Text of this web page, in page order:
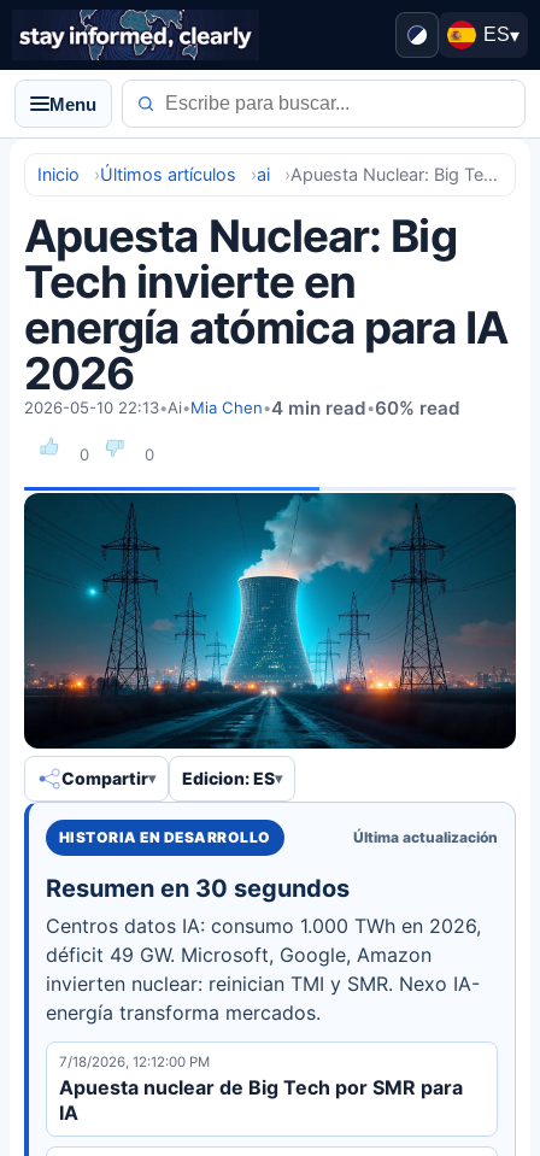
ES▾
Menu
Inicio Últimos artículos ai Apuesta Nuclear: Big Tech invierte en energía atómica para IA 2026
Apuesta Nuclear: Big
Tech invierte en
energía atómica para IA
2026
0 0
2026-05-10 22:13•Ai•Mia Chen•4 min read•60% read
Compartir Edicion: ES
HISTORIA EN DESARROLLO Última actualización
Resumen en 30 segundos
Centros datos IA: consumo 1.000 TWh en 2026,
déficit 49 GW. Microsoft, Google, Amazon
invierten nuclear: reinician TMI y SMR. Nexo IA-
energía transforma mercados.
7/18/2026, 12:12:00 PM
Apuesta nuclear de Big Tech por SMR para
IA